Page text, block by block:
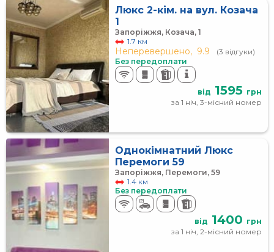
Люкс 2-кім. на вул. Козача
1
Запоріжжя, Козача, 1
1.7 км
Неперевершено, 9.9
(3 відгуки)
Без передоплати
від 1595 грн
за 1 ніч, 3-місний номер
Однокімнатний Люкс
Перемоги 59
Запоріжжя, Перемоги, 59
1.4 км
Без передоплати
від 1400 грн
за 1 ніч, 2-місний номер